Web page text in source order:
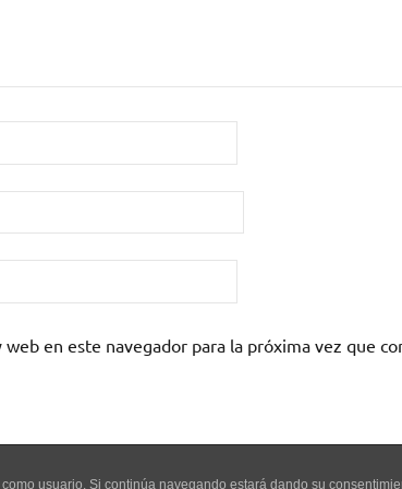
en este navegador para la próxima vez que
usuario. Si continúa navegando estará dando su